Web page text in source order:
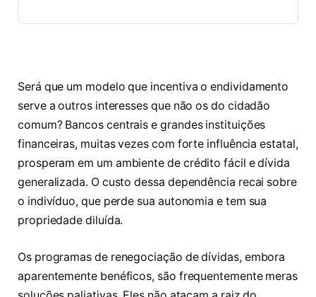
Será que um modelo que incentiva o endividamento
serve a outros interesses que não os do cidadão
comum? Bancos centrais e grandes instituições
financeiras, muitas vezes com forte influência estatal,
prosperam em um ambiente de crédito fácil e dívida
generalizada. O custo dessa dependência recai sobre
o indivíduo, que perde sua autonomia e tem sua
propriedade diluída.
Os programas de renegociação de dívidas, embora
aparentemente benéficos, são frequentemente meras